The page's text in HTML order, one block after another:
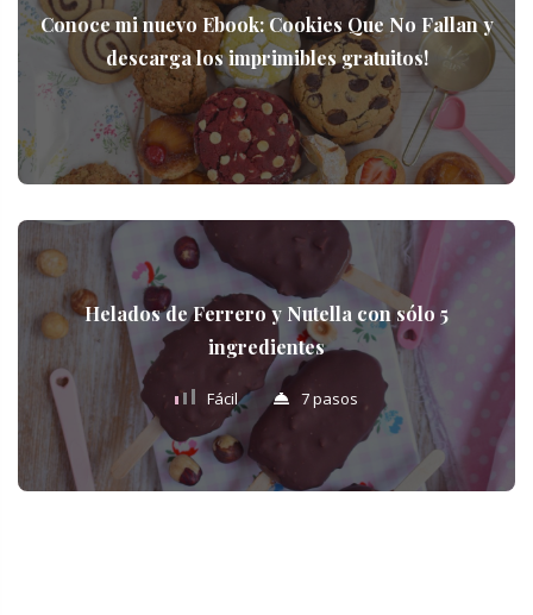
Conoce mi nuevo Ebook: Cookies Que No Fallan y
descarga los imprimibles gratuitos!
Helados de Ferrero y Nutella con sólo 5
ingredientes
Fácil 7 pasos